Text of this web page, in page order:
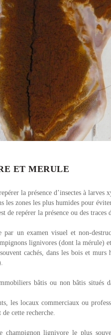
ET MERULE
la présence d’insectes à larves
les zones les plus humides pour
de repérer la présence ou des
par un examen visuel et non-
lignivores (dont la mérule)
cachés, dans les bois et
bâtis ou non bâtis situés
les locaux commerciaux ou
cette recherche.
lignivore le plus